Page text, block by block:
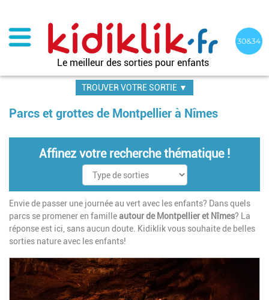
contenu
principal
Le meilleur des sorties pour enfants
TROUVER VOTRE SORTIE ▼
Parcs et grottes de Montpellier à Nîmes
Affinez votre recherche thématique !
Envie de passer une journée au vert avec les enfants? Dans quels
parcs se promener en familleautour de Montpellier et Nîmes? La
réponse est ici, sans aucun doute. Kidiklik vous souhaite de belles
sorties nature avec les enfants!